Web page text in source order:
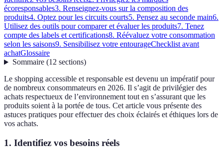
écoresponsables3. Renseignez-vous sur la composition des
produits4. Optez pour les circuits courts5. Pensez au seconde main6.
Utilisez des outils pour comparer et évaluer les produits7. Tenez
compte des labels et certifications8. Réévaluez votre consommation
selon les saisons9. Sensibilisez votre entourageChecklist avant
achatGlossaire
Sommaire(12 sections)
Le shopping accessible et responsable est devenu un impératif pour
de nombreux consommateurs en 2026. Il s’agit de privilégier des
achats respectueux de l’environnement tout en s’assurant que les
produits soient à la portée de tous. Cet article vous présente des
astuces pratiques pour effectuer des choix éclairés et éthiques lors de
vos achats.
1. Identifiez vos besoins réels